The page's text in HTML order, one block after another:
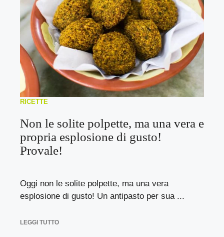
RICETTE
Non le solite polpette, ma una vera e
propria esplosione di gusto!
Provale!
Oggi non le solite polpette, ma una vera
esplosione di gusto! Un antipasto per sua ...
LEGGI TUTTO